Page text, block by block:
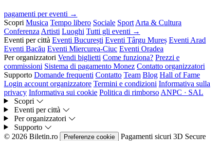
pagamenti per eventi →
Scopri Musica Tempo libero Sociale Sport Arta & Cultura
Conferenza Artisti Luoghi Tutti gli eventi →
Eventi per città Eventi București Eventi Târgu Mureș Eventi Arad
Eventi Bacău Eventi Miercurea-Ciuc Eventi Oradea
Per organizzatori Vendi biglietti Come funziona? Prezzi e
commissioni Sistema di pagamento Monez Contatto organizzatori
Supporto Domande frequenti Contatto Team Blog Hall of Fame
Login account organizzatore Termini e condizioni Informativa sulla
privacy Informativa sui cookie Politica di rimborso ANPC · SAL
Scopri
Eventi per città
Per organizzatori
Supporto
© 2026 Biletin.ro
Preferenze cookie Pagamenti sicuri 3D Secure